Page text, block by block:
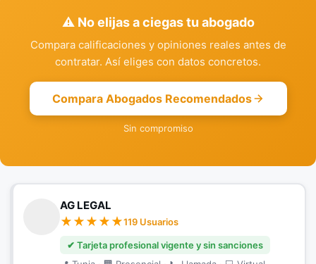
⚠️ No elijas a ciegas tu abogado
Compara calificaciones y opiniones reales antes de
contratar. Así eliges con datos concretos.
Compara Abogados Recomendados
Sin compromiso
AG LEGAL
119 Usuarios
✔ Tarjeta profesional vigente y sin sanciones